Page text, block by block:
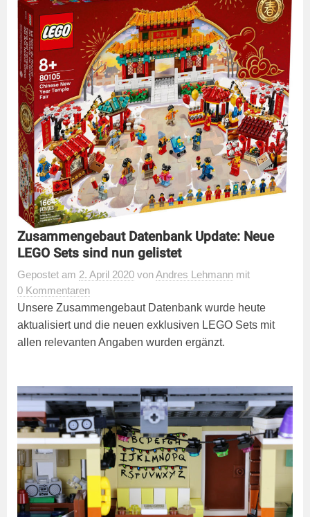
Zusammengebaut Datenbank Update: Neue
LEGO Sets sind nun gelistet
Gepostet am 2. April 2020 vonAndres Lehmann mit
0 Kommentaren
Unsere Zusammengebaut Datenbank wurde heute
aktualisiert und die neuen exklusiven LEGO Sets mit
allen relevanten Angaben wurden ergänzt.